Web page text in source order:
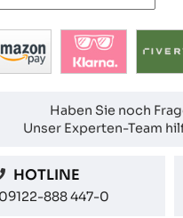
Haben Sie noch
Unser Experten-Team
HOTLINE
888 447-0